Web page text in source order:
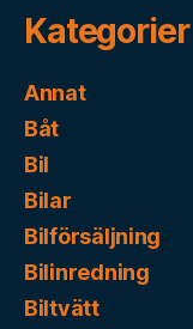
Kategorier
Annat
Båt
Bil
Bilar
Bilförsäljning
Bilinredning
Biltvätt